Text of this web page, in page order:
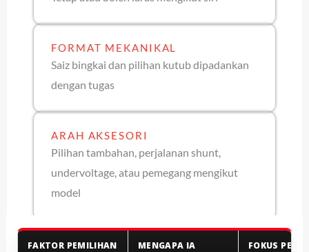
FORMAT MEKANIKAL
Saiz bingkai dan pilihan kutub dipadankan
dengan tugas
ARAH AKSESORI
Pilihan tambahan, perjalanan shunt,
undervoltage, atau pemegang mengikut
model
FAKTOR PEMILIHAN
MENGAPA IA
FOKUS